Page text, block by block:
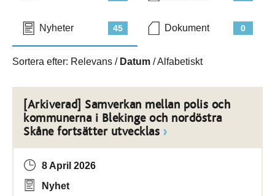
45
Nyheter 0
Dokument
Sortera efter: Relevans / Datum /Alfabetiskt
[Arkiverad] Samverkan mellan polis och
kommunerna i Blekinge och nordöstra
Skåne fortsätter utvecklas
8 April 2026
Nyhet